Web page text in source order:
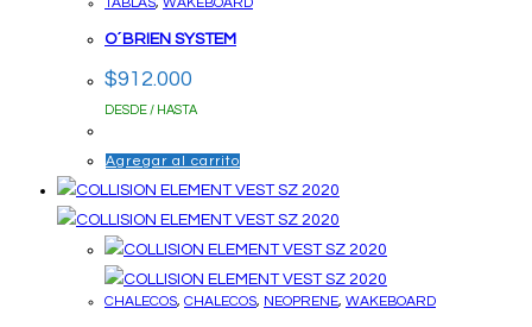
TABLAS, WAKEBOARD
O´BRIEN SYSTEM
$912.000
DESDE / HASTA
Agregar al carrito
CHALECOS, CHALECOS, NEOPRENE, WAKEBOARD